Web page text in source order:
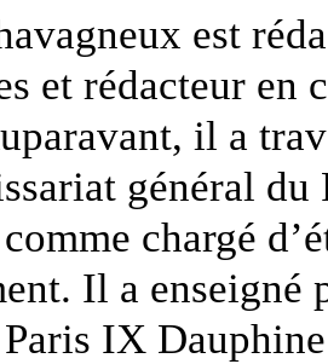
est
et rédacteur en
il a
général
chargé
Il a enseigné
IX Dauphine